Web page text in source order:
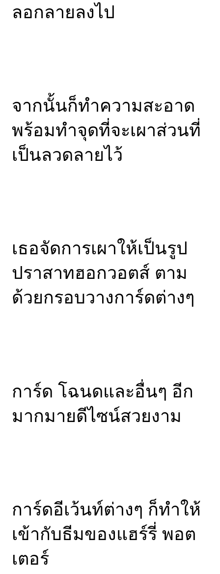
ลอกลายลงไป
จากนั้นก็ทำความสะอาด
พร้อมทำจุดที่จะเผาส่วนที่
เป็นลวดลายไว้
เธอจัดการเผาให้เป็นรูป
ปราสาทฮอกวอตส์ ตาม
ด้วยกรอบวางการ์ดต่างๆ
การ์ด โฉนดและอื่นๆ อีก
มากมายดีไซน์สวยงาม
การ์ดอีเว้นท์ต่างๆ ก็ทำให้
เข้ากับธีมของแฮร์รี่ พอต
เตอร์